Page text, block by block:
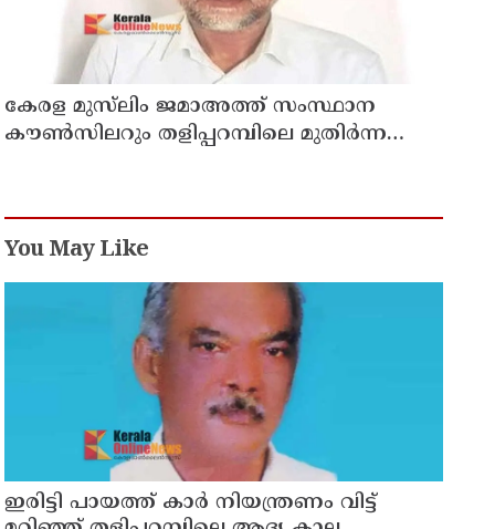
കേരള മുസ്‌ലിം ജമാഅത്ത് സംസ്ഥാന
കൗൺസിലറും തളിപ്പറമ്പിലെ മുതിർന്ന
You May Like
ഇരിട്ടി പായത്ത് കാർ നിയന്ത്രണം വിട്ട്